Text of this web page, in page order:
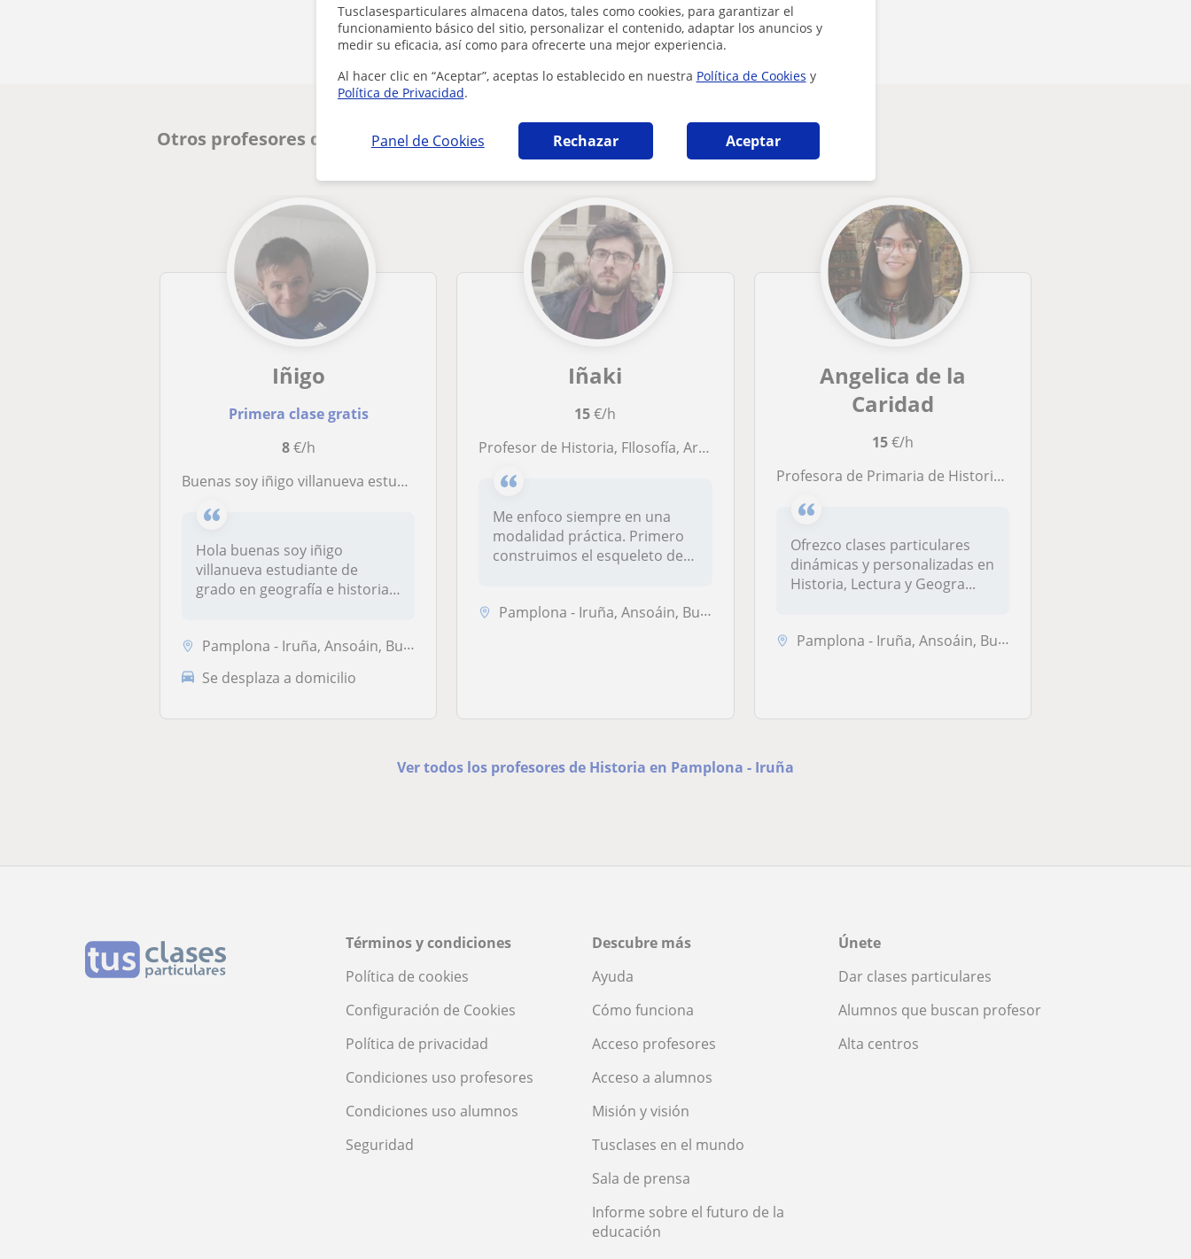
Tusclasesparticulares almacena datos, tales como cookies, para garantizar el
funcionamiento básico del sitio, personalizar el contenido, adaptar los anuncios y
medir su eficacia, así como para ofrecerte una mejor experiencia.
Al hacer clic en “Aceptar”, aceptas lo establecido en nuestra Política de Cookies y
Política de Privacidad.
Panel de Cookies Rechazar Aceptar
¿Hay algún error en este perfil?Cuéntanos
Otros profesores de Historia en Pamplona - Iruña que pueden interesarte
Iñigo
Primera clase gratis
8€/h
buenas soy iñigo villanueva estudiante de grado en geografía e historia he terminado este año tercero
Hola buenas soy iñigo
villanueva estudiante de
grado en geografía e historia
Pamplona - Iruña, Ansoáin, Burlada - Burlata, Villava - Atarrabia
Se desplaza a domicilio
Iñaki
15€/h
Profesor de Historia, FIlosofía, Arte y Lengua tanto para estudiantes de la ESO y Bachillerato.
Me enfoco siempre en una
modalidad práctica. Primero
construimos el esqueleto del
Pamplona - Iruña, Ansoáin, Burlada - Burlata, Villava - Atarrabia, Ber...
Angelica de la
Caridad
15€/h
Profesora de Primaria de Historia, Lectura y Geografía
Ofrezco clases particulares
dinámicas y personalizadas en
Historia, Lectura y Geogra...
Pamplona - Iruña, Ansoáin, Burlada - Burlata, Villava - Atarrabia
Ver todos los profesores de Historia en Pamplona - Iruña
Términos y condiciones
Política de cookies
Configuración de Cookies
Política de privacidad
Condiciones uso profesores
Condiciones uso alumnos
Seguridad
Descubre más
Ayuda
Cómo funciona
Acceso profesores
Acceso a alumnos
Misión y visión
Tusclases en el mundo
Sala de prensa
Informe sobre el futuro de la
educación
Únete
Dar clases particulares
Alumnos que buscan profesor
Alta centros